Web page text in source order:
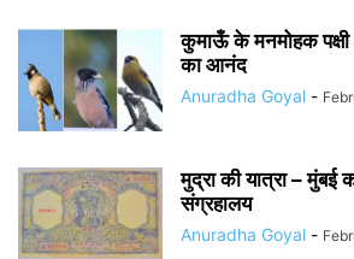
कुमाऊँ के मनमोहक पक्षी
का आनंद
Anuradha Goyal -
मुद्रा की यात्रा – मुंबई
संग्रहालय
Anuradha Goyal -